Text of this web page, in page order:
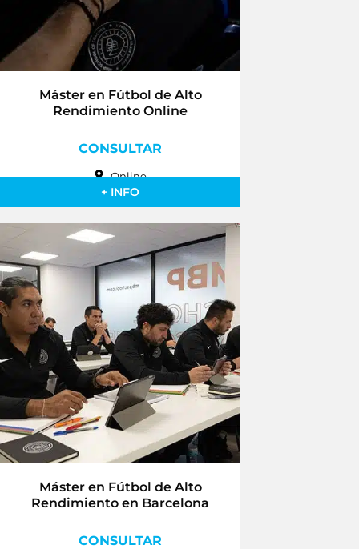
Máster en Fútbol de Alto
Rendimiento Online
CONSULTAR
Online
+ INFO
Máster en Fútbol de Alto
Rendimiento en Barcelona
CONSULTAR